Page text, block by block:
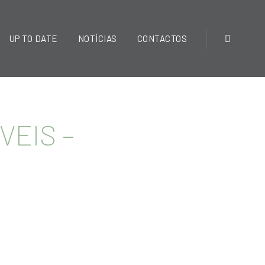
UP TO DATE NOTÍCIAS CONTACTOS
–